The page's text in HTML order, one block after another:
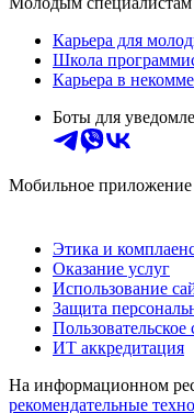
Карьера для
Школа
Карьера в
Боты для
Мобильное приложение
Этика и
Оказание услуг
Использование
Защита
Пользовательское
ИТ аккредитация
На информационном
рекомендательные